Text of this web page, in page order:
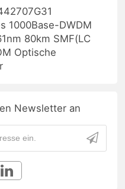
1000Base-DWDM
80km SMF(LC
Optische
Newsletter an